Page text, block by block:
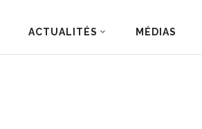
ACTUALITÉS MÉDIAS